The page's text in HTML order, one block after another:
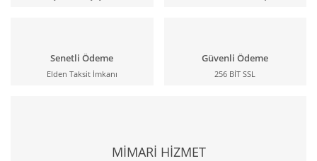
Senetli Ödeme
Elden Taksit İmkanı
Güvenli Ödeme
256 BİT SSL
MİMARİ HİZMET